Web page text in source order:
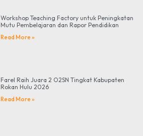
Workshop Teaching Factory untuk Peningkatan
Mutu Pembelajaran dan Rapor Pendidikan
Read More »
Farel Raih Juara 2 O2SN Tingkat Kabupaten
Rokan Hulu 2026
Read More »